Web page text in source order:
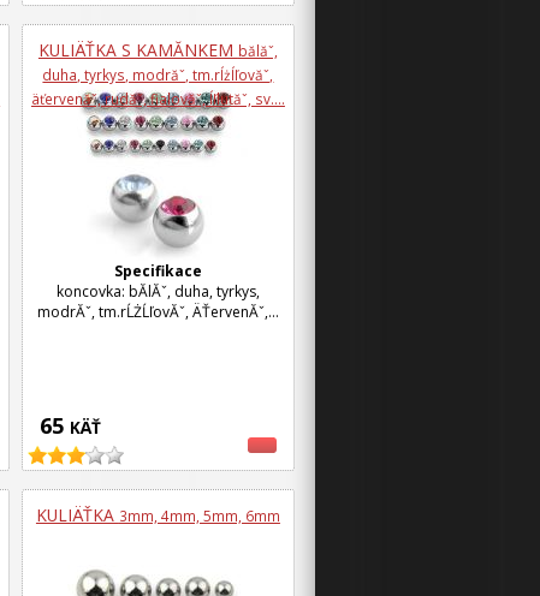
KULIÄŤKA S KAMĂ­NKEM bă­lăˇ,
duha, tyrkys, modrăˇ, tm.rĺżĺľovăˇ,
äťervenăˇ, rudăˇ, fialovăˇ, ĺľlutăˇ, sv....
65 KÄŤ
Specifikace
koncovka: bĂ­lĂˇ, duha, tyrkys,
modrĂˇ, tm.rĹŻĹľovĂˇ, ÄŤervenĂˇ,...
KULIÄŤKA 3mm, 4mm, 5mm, 6mm